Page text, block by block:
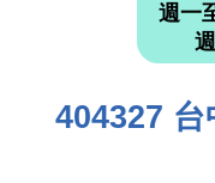
週一
404327 台